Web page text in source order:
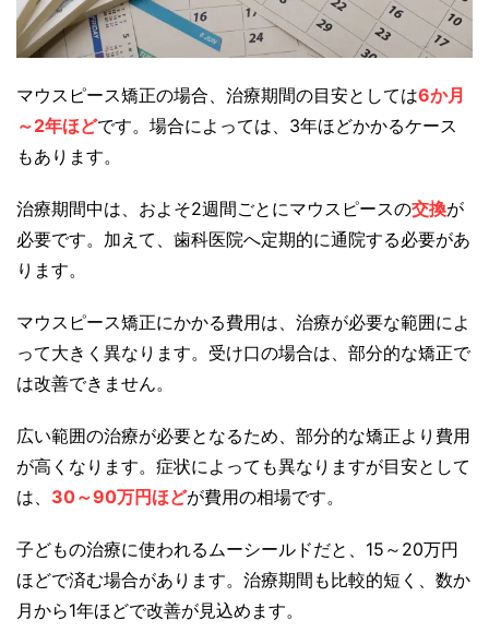
マウスピース矯正の場合、治療期間の目安としては6か月
～2年ほどです。場合によっては、3年ほどかかるケース
もあります。
治療期間中は、およそ2週間ごとにマウスピースの交換が
必要です。加えて、歯科医院へ定期的に通院する必要があ
ります。
マウスピース矯正にかかる費用は、治療が必要な範囲によ
って大きく異なります。受け口の場合は、部分的な矯正で
は改善できません。
広い範囲の治療が必要となるため、部分的な矯正より費用
が高くなります。症状によっても異なりますが目安として
は、 30～90万円ほどが費用の相場です。
子どもの治療に使われるムーシールドだと、15～20万円
ほどで済む場合があります。治療期間も比較的短く、数か
月から1年ほどで改善が見込めます。